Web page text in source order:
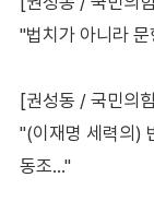
"법치가 아니라
[권성동 / 국민의
"(이재명 세력의)
동조…"